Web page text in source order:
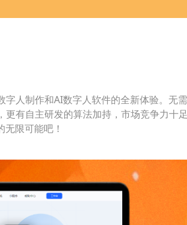
人制作和AI数字人软件的全新体验。无
有自主研发的算法加持，市场竞争力十
限可能吧！